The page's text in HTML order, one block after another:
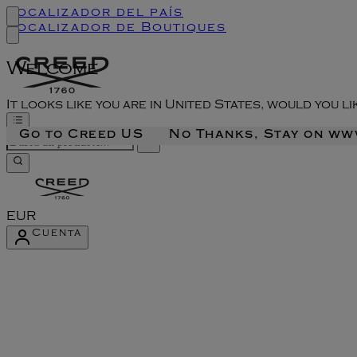
Welcome
It looks like you are in United States, would you
Go to Creed US No Thanks, Stay on
Localizador del país
Localizador de Boutiques
EUR
Cuenta